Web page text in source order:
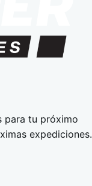
para tu próximo
expediciones.